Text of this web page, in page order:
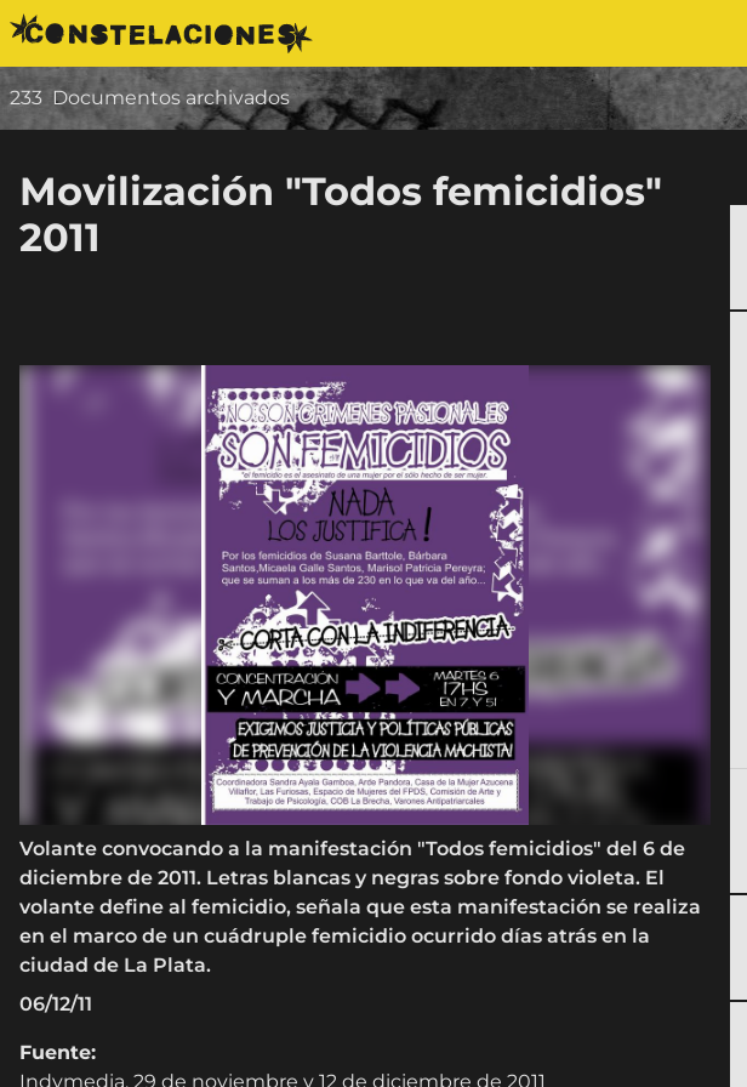
Saltar al contenido
233 Documentos archivados
Movilización "Todos femicidios"
2011
Volante convocando a la manifestación "Todos femicidios" del 6 de
diciembre de 2011. Letras blancas y negras sobre fondo violeta. El
volante define al femicidio, señala que esta manifestación se realiza
en el marco de un cuádruple femicidio ocurrido días atrás en la
ciudad de La Plata.
06/12/11
Fuente:
Indymedia. 29 de noviembre y 12 de diciembre de 2011